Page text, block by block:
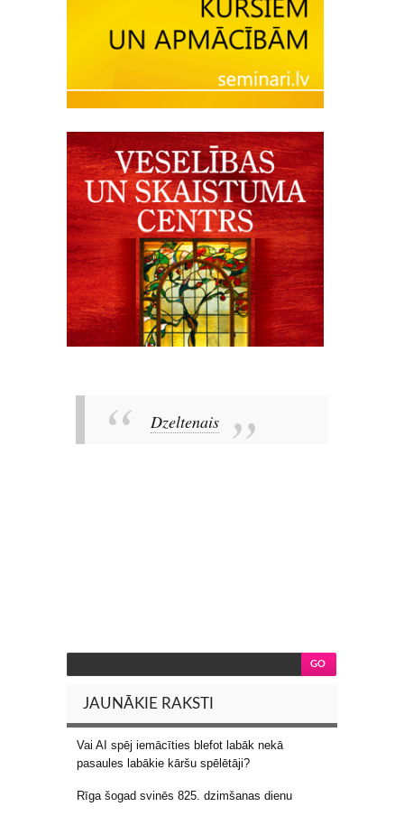
Dzeltenais
JAUNĀKIE RAKSTI
Vai AI spēj iemācīties blefot labāk nekā
pasaules labākie kāršu spēlētāji?
Rīga šogad svinēs 825. dzimšanas dienu